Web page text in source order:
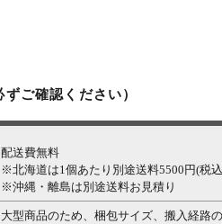
ずご確認ください）
配送費無料
※北海道は1個あたり別途送料5500円(税
※沖縄・離島は別途送料お見積り
大型商品のため、梱包サイズ、搬入経路